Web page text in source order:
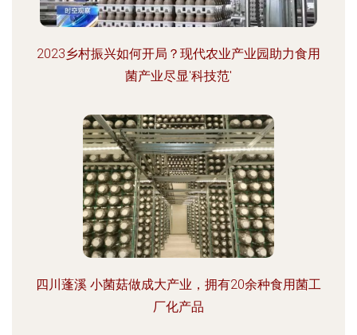
2023乡村振兴如何开局？现代农业产业园助力食用
菌产业尽显'科技范'
四川蓬溪 小菌菇做成大产业，拥有20余种食用菌工
厂化产品